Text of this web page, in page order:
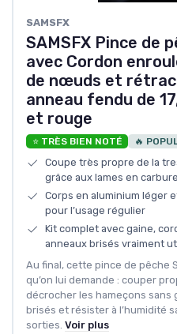
‎SAMSFX
SAMSFX Pince de
avec Cordon
de nœuds et
anneau fendu de
et rouge
⭐ TRÈS BIEN NOTÉ 🔥
Coupe très propre de la
grâce aux lames en
Corps en aluminium léger
pour l’usage régulier
Kit complet avec gaine,
anneaux brisés vraiment
Au final, cette pince de pêche
qu’on lui demande : couper
décrocher les hameçons sans
brisés et résister à l’humidité
sorties. Voir plus